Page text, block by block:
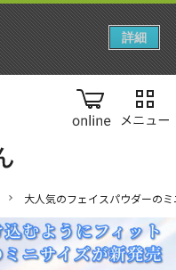
online
大人気のフェイスパウダーの
詳細